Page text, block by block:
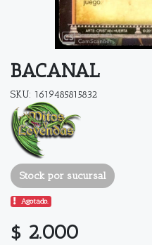
BACANAL
SKU: 1619485815832
Stock por sucursal
Agotado.
$ 2.000